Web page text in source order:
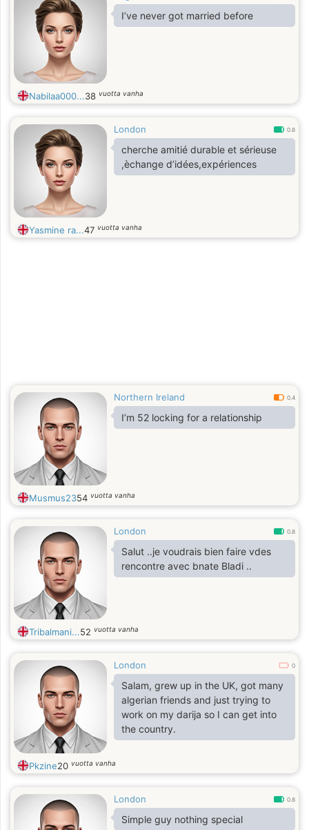
I’ve never got married before
Nabilaa000...38 vuotta vanha
London 0.8
cherche amitié durable et sérieuse
,èchange d’idées,expériences
Yasmine ra...47 vuotta vanha
Northern Ireland 0.4
I’m 52 locking for a relationship
Musmus2354 vuotta vanha
London 0.8
Salut ..je voudrais bien faire vdes
rencontre avec bnate Bladi ..
Tribalmani...52 vuotta vanha
London 0
Salam, grew up in the UK, got many
algerian friends and just trying to
work on my darija so I can get into
the country.
Pkzine20 vuotta vanha
London 0.8
Simple guy nothing special